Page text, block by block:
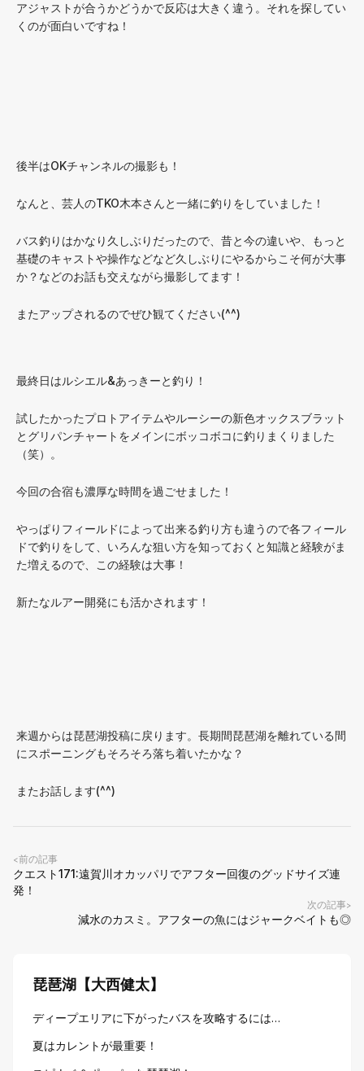
アジャストが合うかどうかで反応は大きく違う。それを探してい
くのが面白いですね！
後半はOKチャンネルの撮影も！
なんと、芸人のTKO木本さんと一緒に釣りをしていました！
バス釣りはかなり久しぶりだったので、昔と今の違いや、もっと
基礎のキャストや操作などなど久しぶりにやるからこそ何が大事
か？などのお話も交えながら撮影してます！
またアップされるのでぜひ観てください(^^)
最終日はルシエル&あっきーと釣り！
試したかったプロトアイテムやルーシーの新色オックスブラット
とグリパンチャートをメインにボッコボコに釣りまくりました
（笑）。
今回の合宿も濃厚な時間を過ごせました！
やっぱりフィールドによって出来る釣り方も違うので各フィール
ドで釣りをして、いろんな狙い方を知っておくと知識と経験がま
た増えるので、この経験は大事！
新たなルアー開発にも活かされます！
来週からは琵琶湖投稿に戻ります。長期間琵琶湖を離れている間
にスポーニングもそろそろ落ち着いたかな？
またお話します(^^)
<前の記事
クエスト171:遠賀川オカッパリでアフター回復のグッドサイズ連
発！
次の記事>
減水のカスミ。アフターの魚にはジャークベイトも◎
琵琶湖【大西健太】
ディープエリアに下がったバスを攻略するには…
夏はカレントが最重要！